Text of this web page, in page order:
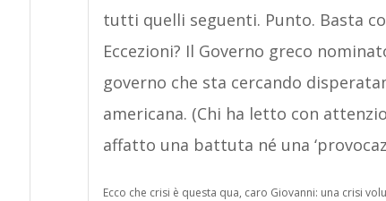
tutti quelli seguenti. Punto. Basta
Eccezioni? Il Governo greco
governo che sta cercando
americana. (Chi ha letto con
affatto una battuta né una
Ecco che crisi è questa qua, caro Giovanni: una crisi